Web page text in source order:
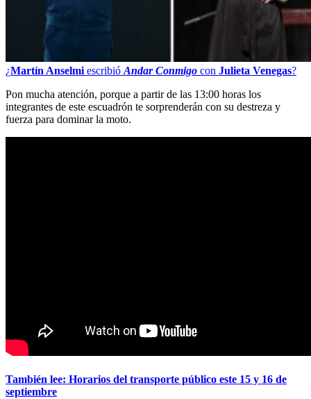
¿Martín Anselmi escribió Andar Conmigo con Julieta Venegas?
Pon mucha atención, porque a partir de las 13:00 horas los
integrantes de este escuadrón te sorprenderán con su destreza y
fuerza para dominar la moto.
También lee: Horarios del transporte público este 15 y 16 de
septiembre